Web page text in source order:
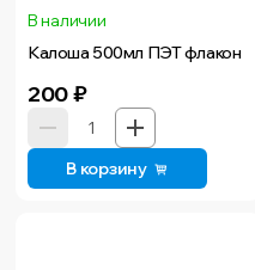
В наличии
Калоша 500мл ПЭТ флакон
200₽
В корзину